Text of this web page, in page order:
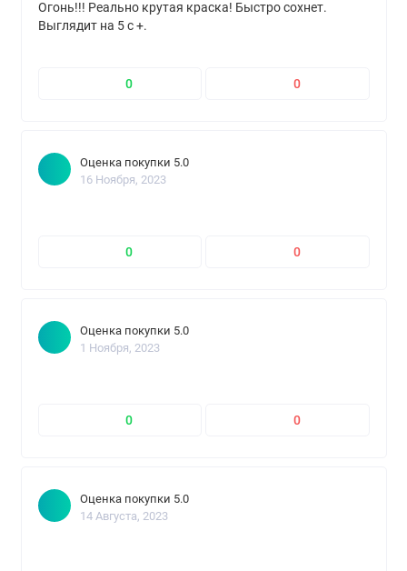
Огонь!!! Реально крутая краска! Быстро сохнет.
Выглядит на 5 с +.
0 0
Оценка покупки 5.0
16 Ноября, 2023
0 0
Оценка покупки 5.0
1 Ноября, 2023
0 0
Оценка покупки 5.0
14 Августа, 2023